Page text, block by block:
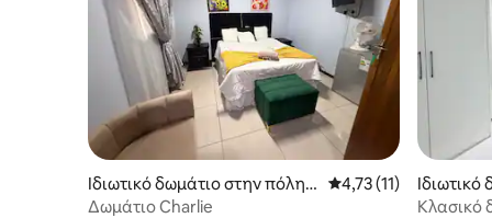
Ιδιωτικό δωμάτιο στην πόλη e
Malahleni
Μέση βαθμολογία:
4,73 (11)
Δωμάτιο Charlie
elburg
Κλασικό